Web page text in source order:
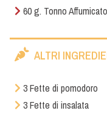
60 g. Tonno
ALTRI
3 Fette di pomodoro
3 Fette di insalata